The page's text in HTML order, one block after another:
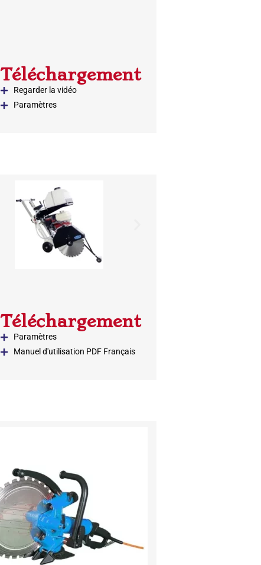
Téléchargement
Regarder la vidéo
Paramètres
Téléchargement
Paramètres
Manuel d'utilisation PDF Français